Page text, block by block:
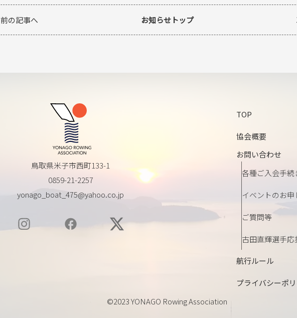
前の記事へ お知らせトップ
鳥取県米子市西町133-1
0859-21-2257
yonago_boat_475@yahoo.co.jp
TOP
協会概要
お問い合わせ
各種ご入会手続
イベントのお申
ご質問等
古田直輝選手応
航行ルール
プライバシーポ
©2023 YONAGO Rowing Association